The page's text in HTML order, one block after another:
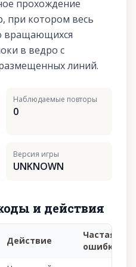
прохождение
при котором весь
вращающихся
в ведро с
линий.
Наблюдаемые повторы
0
Версия игры
UNKNOWN
и действия
Действие
Частая
ошибка